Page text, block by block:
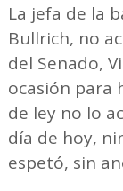
La jefa de la
Bullrich, no
del Senado,
ocasión para
de ley no lo
día de hoy,
espetó, sin